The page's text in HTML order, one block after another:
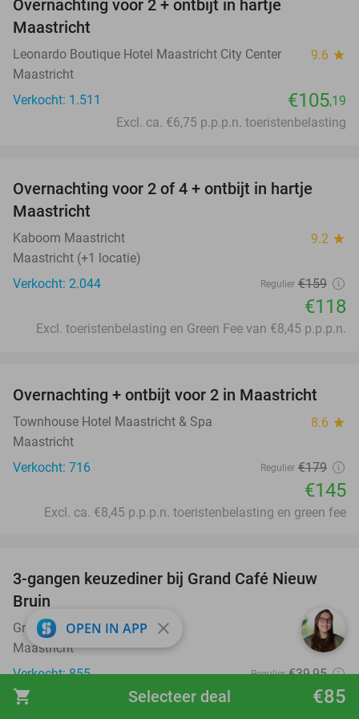
shopping_cart €85
Selecteer deal
Overnachting voor 2 + ontbijt in hartje
Maastricht
Leonardo Boutique Hotel Maastricht City Center 9.6 star
Maastricht
Verkocht: 1.511
€105,19
Excl. ca. €6,75 p.p.p.n. toeristenbelasting
26%
Overnachting voor 2 of 4 + ontbijt in hartje
Maastricht
Kaboom Maastricht 9.2 star
Maastricht (+1 locatie)
Verkocht: 2.044
Regulier €159
€118
Excl. toeristenbelasting en Green Fee van €8,45 p.p.p.n.
19%
Overnachting + ontbijt voor 2 in Maastricht
Townhouse Hotel Maastricht & Spa 8.6 star
Maastricht
Verkocht: 716
Regulier €179
€145
Excl. ca. €8,45 p.p.p.n. toeristenbelasting en green fee
41%
3-gangen keuzediner bij Grand Café Nieuw
Bruin
Grand Café Nieuw Bruin 9.7star
Maastricht
Verkocht: 855
Regulier €39,95
€23,50
OPEN IN APP close